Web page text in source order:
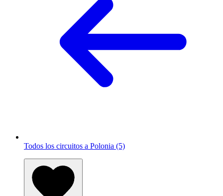
Todos los circuitos a Polonia (5)